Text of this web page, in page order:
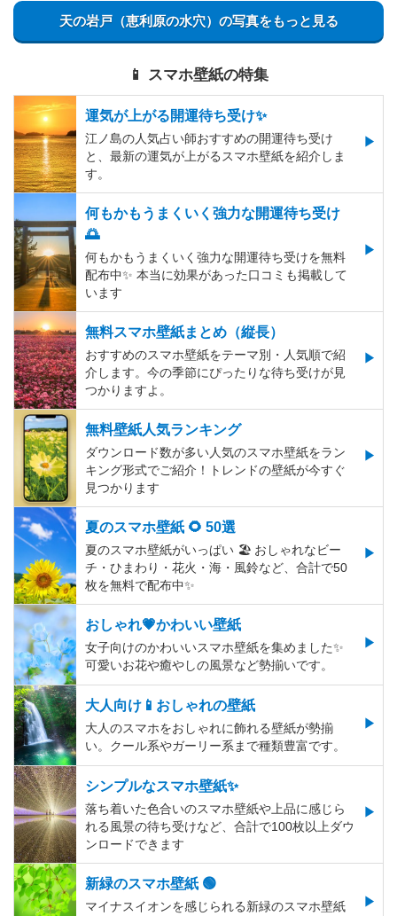
天の岩戸（恵利原の水穴）の写真をもっと見る
📱 スマホ壁紙の特集
運気が上がる開運待ち受け✨
江ノ島の人気占い師おすすめの開運待ち受け
と、最新の運気が上がるスマホ壁紙を紹介しま
す。
何もかもうまくいく強力な開運待ち受け
🌅
何もかもうまくいく強力な開運待ち受けを無料
配布中✨️ 本当に効果があった口コミも掲載して
います
無料スマホ壁紙まとめ（縦長）
おすすめのスマホ壁紙をテーマ別・人気順で紹
介します。今の季節にぴったりな待ち受けが見
つかりますよ。
無料壁紙人気ランキング
ダウンロード数が多い人気のスマホ壁紙をラン
キング形式でご紹介！トレンドの壁紙が今すぐ
見つかります
夏のスマホ壁紙 🌻 50選
夏のスマホ壁紙がいっぱい 🏖 おしゃれなビー
チ・ひまわり・花火・海・風鈴など、合計で50
枚を無料で配布中✨
おしゃれ💗かわいい壁紙
女子向けのかわいいスマホ壁紙を集めました✨
可愛いお花や癒やしの風景など勢揃いです。
大人向け📱おしゃれの壁紙
大人のスマホをおしゃれに飾れる壁紙が勢揃
い。クール系やガーリー系まで種類豊富です。
シンプルなスマホ壁紙✨
落ち着いた色合いのスマホ壁紙や上品に感じら
れる風景の待ち受けなど、合計で100枚以上ダウ
ンロードできます
新緑のスマホ壁紙 🟢
マイナスイオンを感じられる新緑のスマホ壁紙